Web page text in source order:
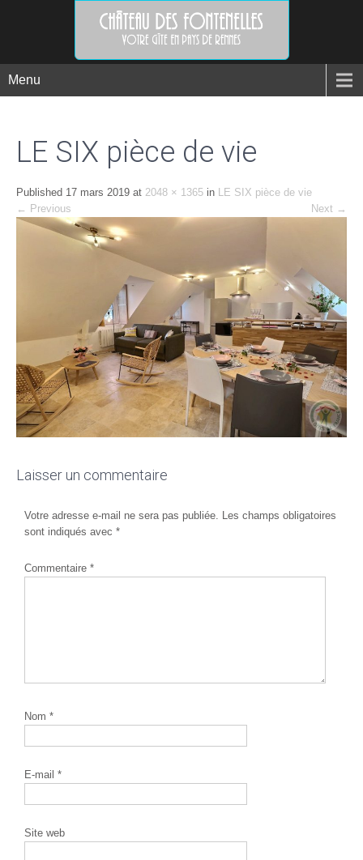
Menu
LE SIX pièce de vie
Published 17 mars 2019 at 2048 × 1365 in LE SIX pièce de vie
← Previous Next →
Laisser un commentaire
Votre adresse e-mail ne sera pas publiée.
Les champs obligatoires
sont indiqués avec *
Commentaire *
Nom *
E-mail *
Site web